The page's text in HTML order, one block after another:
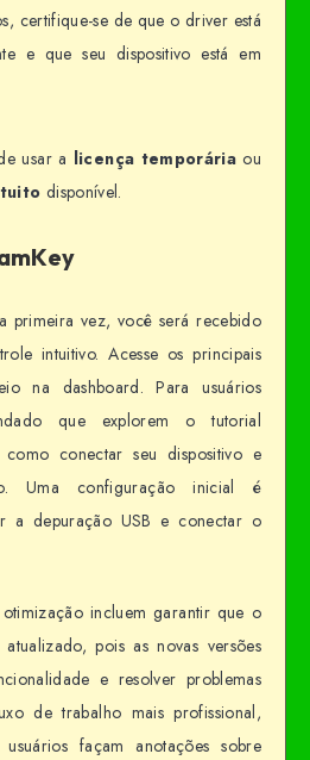
certifique-se de que o driver está
e que seu dispositivo está em
usar a licença temporária ou
disponível.
primeira vez, você será recebido
intuitivo. Acesse os principais
na dashboard. Para usuários
que explorem o tutorial
conectar seu dispositivo e
Uma configuração inicial é
a depuração USB e conectar o
incluem garantir que o
pois as novas versões
e resolver problemas
de trabalho mais profissional,
façam anotações sobre